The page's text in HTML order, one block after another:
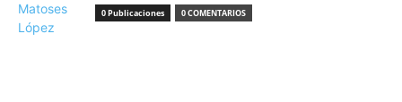
0 Publicaciones 0 COMENTARIOS